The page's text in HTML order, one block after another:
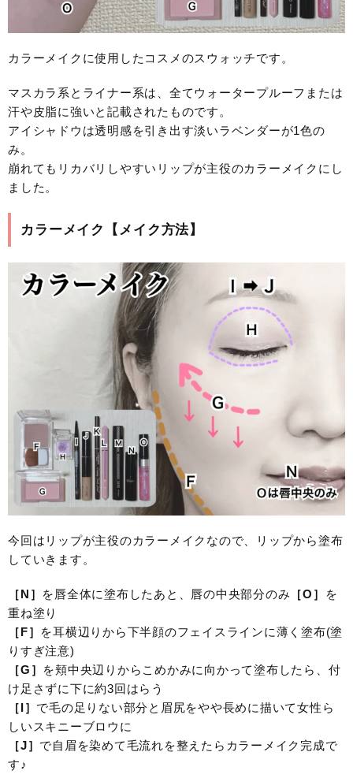
カラーメイクに使用したコスメのスウォッチです。
マスカラ系とライナー系は、全てウォータープルーフまたは
汗や皮脂に強いと記載されたものです。
アイシャドウは透明感を引き出す淡いラベンダーが1色の
み。
崩れてもリカバリしやすいリップが主役のカラーメイクにし
ました。
カラーメイク【メイク方法】
今回はリップが主役のカラーメイクなので、リップから塗布
していきます。
［N］ を唇全体に塗布したあと、唇の中央部分のみ ［O］
を
重ね塗り
［F］
を耳横辺りから下半顔のフェイスラインに薄く塗布(塗
りすぎ注意)
［G］
を頬中央辺りからこめかみに向かって塗布したら、付
け足さずに下に約3回はらう
［I］ で毛の足りない部分と眉尻をやや長めに描いて女性ら
しいスキニーブロウに
［J］ で自眉を染めて毛流れを整えたらカラーメイク完成で
す♪